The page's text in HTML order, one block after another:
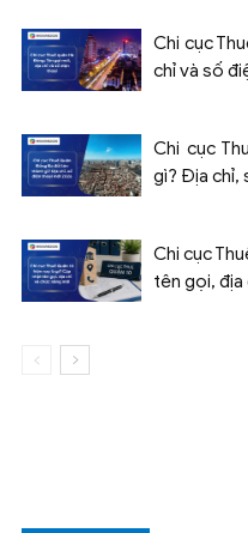
Chi cục
chỉ và số
Chi cục
gì? Địa chỉ,
Chi cục
tên gọi, địa